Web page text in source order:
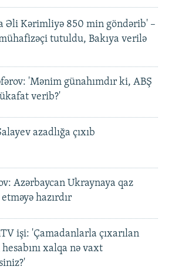
Əli Kərimliyə 850 min göndərib' –
tutuldu, Bakıya verilə
'Mənim günahımdır ki, ABŞ
verib?'
azadlığa çıxıb
Azərbaycan Ukraynaya qaz
hazırdır
işi: 'Çamadanlarla çıxarılan
xalqa nə vaxt